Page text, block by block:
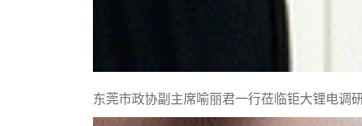
东莞市政协副主席喻丽君一行莅临钜大锂电调